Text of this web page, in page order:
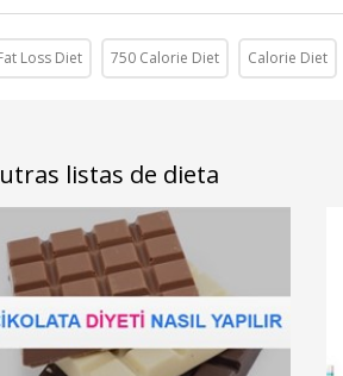
Loss Diet 750 Calorie Diet Calorie Diet
listas de dieta